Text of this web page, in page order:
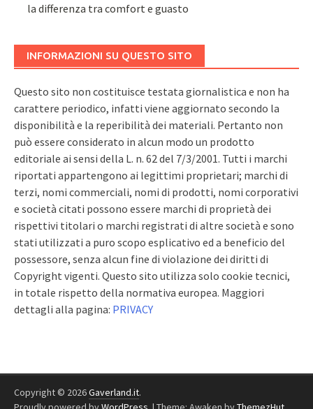
la differenza tra comfort e guasto
INFORMAZIONI SU QUESTO SITO
Questo sito non costituisce testata giornalistica e non ha
carattere periodico, infatti viene aggiornato secondo la
disponibilità e la reperibilità dei materiali. Pertanto non
può essere considerato in alcun modo un prodotto
editoriale ai sensi della L. n. 62 del 7/3/2001. Tutti i marchi
riportati appartengono ai legittimi proprietari; marchi di
terzi, nomi commerciali, nomi di prodotti, nomi corporativi
e società citati possono essere marchi di proprietà dei
rispettivi titolari o marchi registrati di altre società e sono
stati utilizzati a puro scopo esplicativo ed a beneficio del
possessore, senza alcun fine di violazione dei diritti di
Copyright vigenti. Questo sito utilizza solo cookie tecnici,
in totale rispetto della normativa europea. Maggiori
dettagli alla pagina: PRIVACY
Copyright © 2026Gaverland.it.